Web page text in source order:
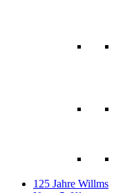
125 Jahre Willms